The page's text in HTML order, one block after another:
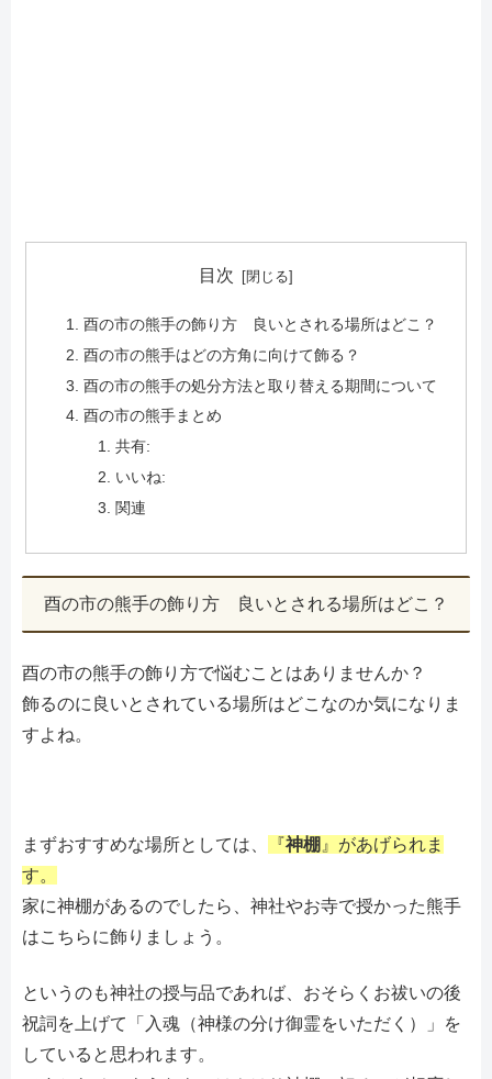
目次
酉の市の熊手の飾り方 良いとされる場所はどこ？
酉の市の熊手はどの方角に向けて飾る？
酉の市の熊手の処分方法と取り替える期間について
酉の市の熊手まとめ
共有:
いいね:
関連
酉の市の熊手の飾り方 良いとされる場所はどこ？
酉の市の熊手の飾り方で悩むことはありませんか？
飾るのに良いとされている場所はどこなのか気になりま
すよね。
まずおすすめな場所としては、 『神棚 』があげられま
す。
家に神棚があるのでしたら、神社やお寺で授かった熊手
はこちらに飾りましょう。
というのも神社の授与品であれば、おそらくお祓いの後
祝詞を上げて「入魂（神様の分け御霊をいただく）」を
していると思われます。